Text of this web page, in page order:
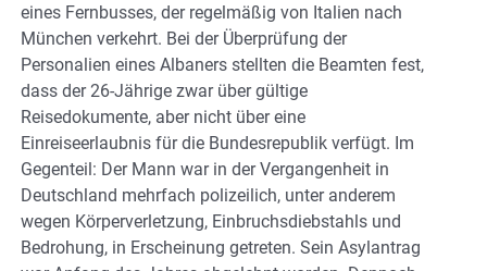
eines Fernbusses, der regelmäßig von Italien nach
München verkehrt. Bei der Überprüfung der
Personalien eines Albaners stellten die Beamten fest,
dass der 26-Jährige zwar über gültige
Reisedokumente, aber nicht über eine
Einreiseerlaubnis für die Bundesrepublik verfügt. Im
Gegenteil: Der Mann war in der Vergangenheit in
Deutschland mehrfach polizeilich, unter anderem
wegen Körperverletzung, Einbruchsdiebstahls und
Bedrohung, in Erscheinung getreten. Sein Asylantrag